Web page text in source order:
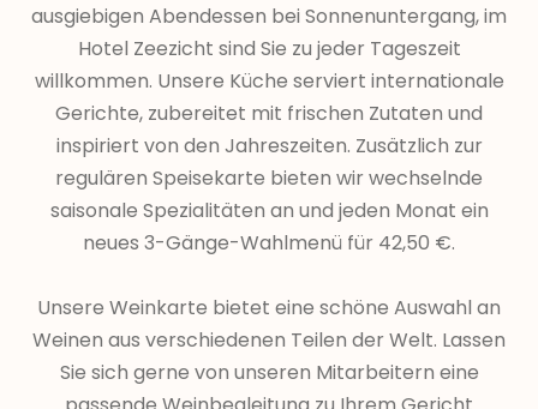
ausgiebigen Abendessen bei Sonnenuntergang, im
Hotel Zeezicht sind Sie zu jeder Tageszeit
willkommen. Unsere Küche serviert internationale
Gerichte, zubereitet mit frischen Zutaten und
inspiriert von den Jahreszeiten. Zusätzlich zur
regulären Speisekarte bieten wir wechselnde
saisonale Spezialitäten an und jeden Monat ein
neues 3-Gänge-Wahlmenü für 42,50 €.
Unsere Weinkarte bietet eine schöne Auswahl an
Weinen aus verschiedenen Teilen der Welt. Lassen
Sie sich gerne von unseren Mitarbeitern eine